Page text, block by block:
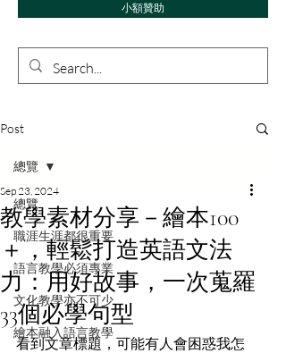
小額贊助
Post
總覽
職涯生涯都很重要
語言教學必須專業
文化教學亦不可少
繪本融入語言教學
總覽
教學素材分享－繪本100
＋，輕鬆打造英語文法
力：用好故事，一次蒐羅
33個必學句型
Sep 23, 2024
看到文章標題，可能有人會困惑我怎